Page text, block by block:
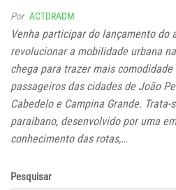
Por ACTDRADM
Venha participar do lançamento do
revolucionar a mobilidade urbana na
chega para trazer mais
passageiros das cidades de João
Cabedelo e Campina Grande.
paraibano, desenvolvido por uma
conhecimento das rotas,…
Pesquisar